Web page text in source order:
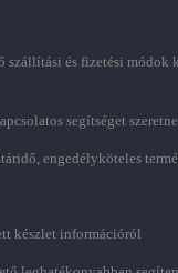
szállítási és fizetési módok
segítséget
engedélyköteles
készlet információról